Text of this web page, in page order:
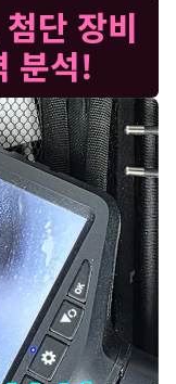
단 장비
분석!